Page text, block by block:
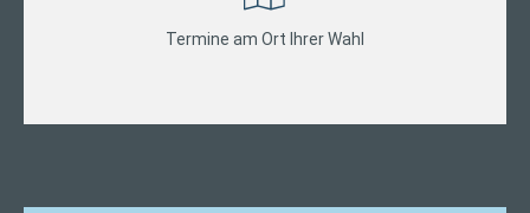
Termine am Ort Ihrer Wahl